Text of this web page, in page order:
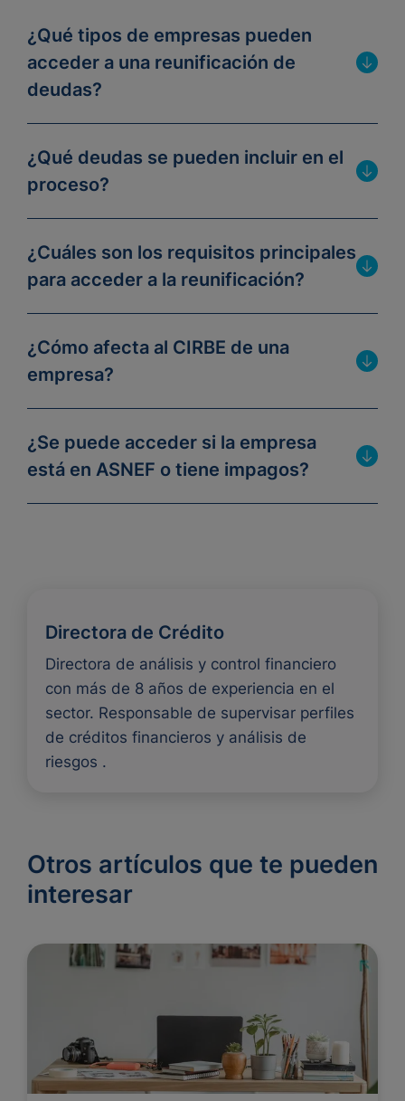
¿Qué tipos de empresas pueden
acceder a una reunificación de
deudas?
¿Qué deudas se pueden incluir en el
proceso?
¿Cuáles son los requisitos principales
para acceder a la reunificación?
¿Cómo afecta al CIRBE de una
empresa?
¿Se puede acceder si la empresa
está en ASNEF o tiene impagos?
Directora de Crédito
Directora de análisis y control financiero
con más de 8 años de experiencia en el
sector. Responsable de supervisar perfiles
de créditos financieros y análisis de
riesgos .
Otros artículos que te pueden
interesar